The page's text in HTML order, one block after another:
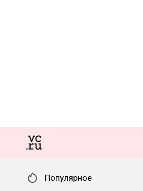
Популярное